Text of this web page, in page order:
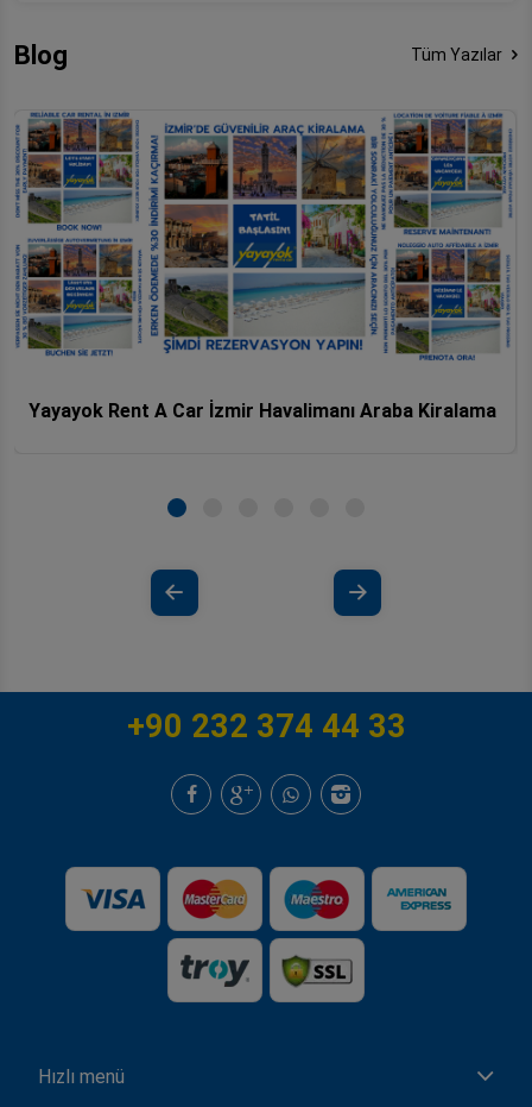
Blog Tüm Yazılar
Yayayok Rent A Car İzmir Havalimanı Araba Kiralama
+90 232 374 44 33
Hızlı menü